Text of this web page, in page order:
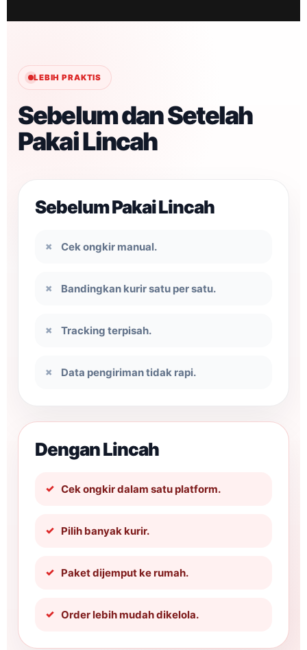
LEBIH PRAKTIS
Sebelum dan Setelah
Pakai Lincah
Sebelum Pakai Lincah
Cek ongkir manual.
Bandingkan kurir satu per satu.
Tracking terpisah.
Data pengiriman tidak rapi.
Dengan Lincah
Cek ongkir dalam satu platform.
Pilih banyak kurir.
Paket dijemput ke rumah.
Order lebih mudah dikelola.